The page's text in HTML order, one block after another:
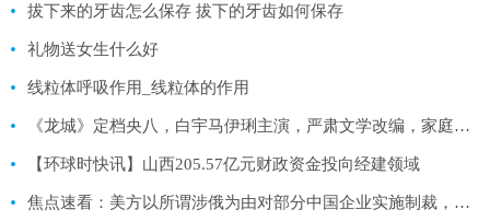
拔下来的牙齿怎么保存 拔下的牙齿如何保存
礼物送女生什么好
线粒体呼吸作用_线粒体的作用
《龙城》定档央八，白宇马伊琍主演，严肃文学改编，家庭伦理剧
【环球时快讯】山西205.57亿元财政资金投向经建领域
焦点速看：美方以所谓涉俄为由对部分中国企业实施制裁，商务部回应